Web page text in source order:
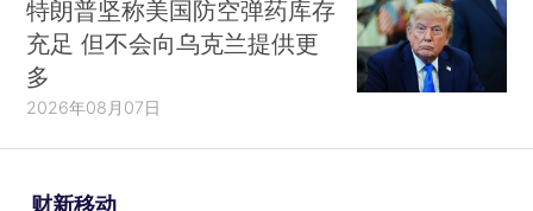
特朗普坚称美国防空弹药库存
充足 但不会向乌克兰提供更
多
2026年08月07日
财新移动